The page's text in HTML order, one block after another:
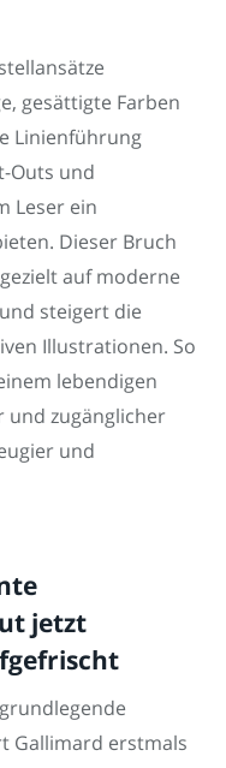
gesättigte Farben
Linienführung
Outs und
Leser ein
Dieser Bruch
auf moderne
steigert die
Illustrationen. So
lebendigen
und zugänglicher
und
jetzt
Gallimard erstmals